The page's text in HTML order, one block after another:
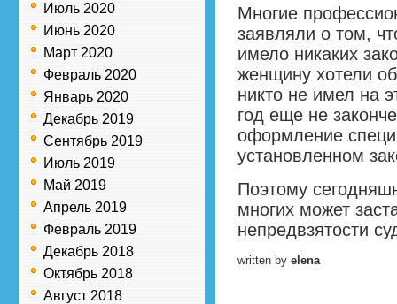
Июль 2020
Июнь 2020
Март 2020
Февраль 2020
Январь 2020
Декабрь 2019
Сентябрь 2019
Июль 2019
Май 2019
Апрель 2019
Февраль 2019
Декабрь 2018
Октябрь 2018
Август 2018
Многие
заявляли о том,
имело никаких
женщину хотели
никто не имел на
год еще не
оформление
установленном
Поэтому
многих может
непредвзятости
written by elena